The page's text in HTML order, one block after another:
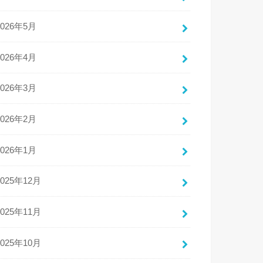
年5月
年4月
年3月
年2月
年1月
年12月
年11月
年10月